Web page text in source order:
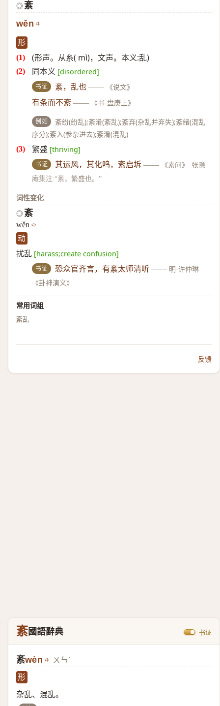
◎ 紊
wěn
形
(形声。从糸( mì)，文声。本义:乱)
同本义 [disordered]
书证 紊，乱也 —— 《说文》
有条而不紊 —— 《书·盘庚上》
例如
紊纷(纷乱);紊淆(紊乱);紊弃(杂乱并弃失);紊绪(混乱
序分);紊入(参杂进去);紊淆(混乱)
繁盛 [thriving]
书证 其运风，其化呜，紊启坼 —— 《素问》
张隐
庵集注:“紊，繁盛也。”
词性变化
◎ 紊
wěn
动
扰乱 [harass;create confusion]
书证 恐众官齐言，有紊太师清听 —— 明·许仲琳
《卦神演义》
常用词组
紊乱
反馈
紊國語辭典 书证
紊wèn ㄨㄣˋ
形
杂乱、混乱。